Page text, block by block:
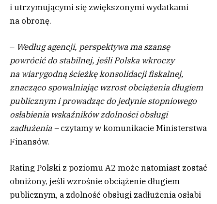
i utrzymującymi się zwiększonymi wydatkami
na obronę.
– Według agencji, perspektywa ma szansę
powrócić do stabilnej, jeśli Polska wkroczy
na wiarygodną ścieżkę konsolidacji fiskalnej,
znacząco spowalniając wzrost obciążenia długiem
publicznym i prowadząc do jedynie stopniowego
osłabienia wskaźników zdolności obsługi
zadłużenia –czytamy w komunikacie Ministerstwa
Finansów.
Rating Polski z poziomu A2 może natomiast zostać
obniżony, jeśli wzrośnie obciążenie długiem
publicznym, a zdolność obsługi zadłużenia osłabi